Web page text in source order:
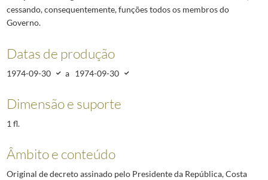
cessando, consequentemente, funções todos os membros do
Governo.
Datas de produção
1974-09-30 a 1974-09-30
Dimensão e suporte
1 fl.
Âmbito e conteúdo
Original de decreto assinado pelo Presidente da República, Costa